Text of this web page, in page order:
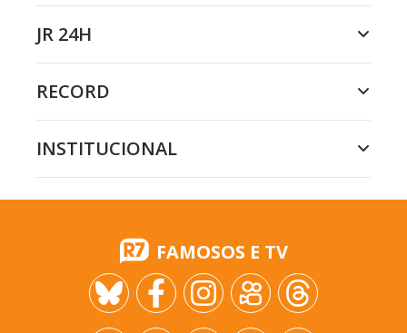
JR 24H
RECORD
INSTITUCIONAL
FAMOSOS E TV